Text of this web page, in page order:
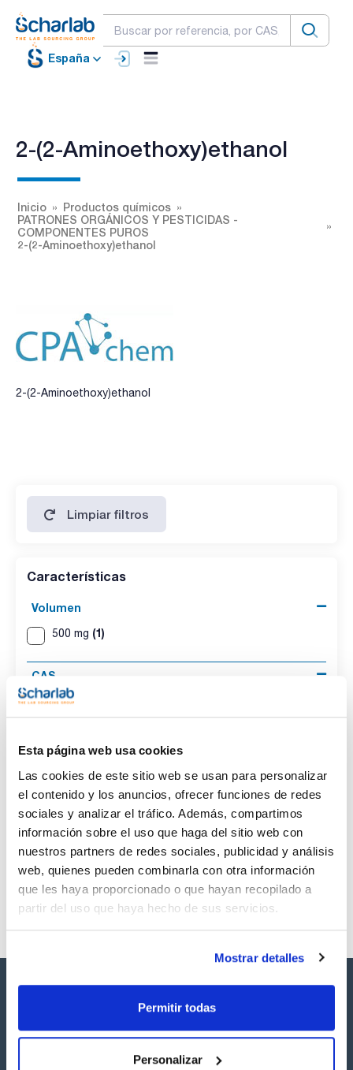
Esta página web usa cookies
Las cookies de este sitio web se usan para personalizar
el contenido y los anuncios, ofrecer funciones de redes
sociales y analizar el tráfico. Además, compartimos
información sobre el uso que haga del sitio web con
nuestros partners de redes sociales, publicidad y análisis
web, quienes pueden combinarla con otra información
que les haya proporcionado o que hayan recopilado a
partir del uso que haya hecho de sus servicios.
Mostrar detalles
Permitir todas
Personalizar
España
2-(2-Aminoethoxy)ethanol
Inicio
Productos químicos
PATRONES ORGÁNICOS Y PESTICIDAS -
COMPONENTES PUROS
2-(2-Aminoethoxy)ethanol
2-(2-Aminoethoxy)ethanol
Limpiar filtros
Características
Volumen
500 mg (1)
CAS
[929-06-6]
500 mg [929-06-6]
Referencia
SB60260500
Envase
x500mg
Precio
Comprar
Disponibilidad
Ver stock
Síguenos: